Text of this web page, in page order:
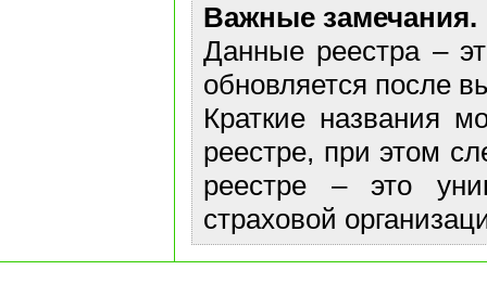
Важные замечания.
Данные реестра –
обновляется после
Краткие названия
реестре, при этом
реестре – это
страховой